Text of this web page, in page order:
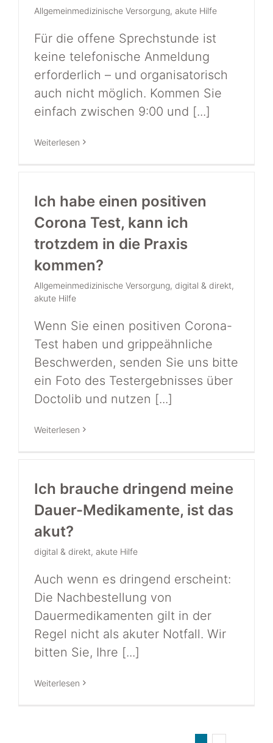
Allgemeinmedizinische Versorgung, akute Hilfe
Für die offene Sprechstunde ist
keine telefonische Anmeldung
erforderlich – und organisatorisch
auch nicht möglich. Kommen Sie
einfach zwischen 9:00 und [...]
Weiterlesen
Ich habe einen positiven
Corona Test, kann ich
trotzdem in die Praxis
kommen?
Allgemeinmedizinische Versorgung, digital & direkt,
akute Hilfe
Wenn Sie einen positiven Corona-
Test haben und grippeähnliche
Beschwerden, senden Sie uns bitte
ein Foto des Testergebnisses über
Doctolib und nutzen [...]
Weiterlesen
Ich brauche dringend meine
Dauer-Medikamente, ist das
akut?
digital & direkt, akute Hilfe
Auch wenn es dringend erscheint:
Die Nachbestellung von
Dauermedikamenten gilt in der
Regel nicht als akuter Notfall. Wir
bitten Sie, Ihre [...]
Weiterlesen